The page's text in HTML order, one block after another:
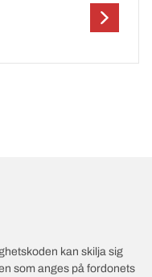
kan skilja sig
som anges på fordonets